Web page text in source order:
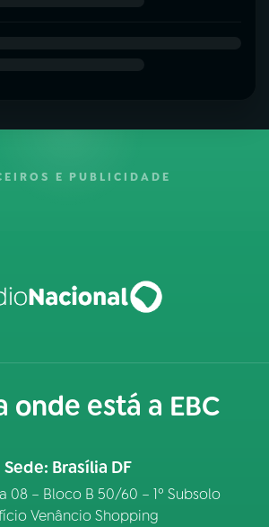
E PUBLICIDADE
onde está a EBC
Sede: Brasília DF
08 – Bloco B 50/60 – 1º Subsolo
Venâncio Shopping